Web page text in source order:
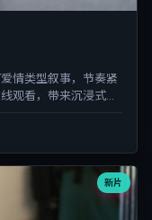
情类型叙事，节奏紧
观看，带来沉浸式视
新片